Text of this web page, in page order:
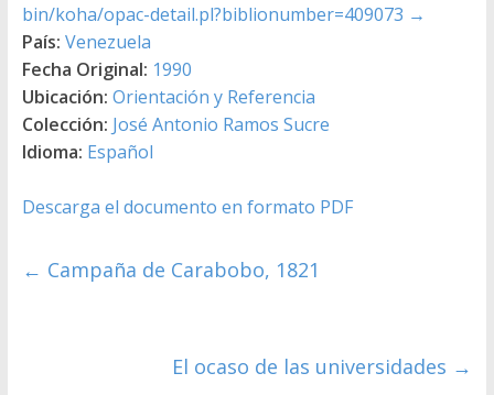
bin/koha/opac-detail.pl?biblionumber=409073 →
País: Venezuela
Fecha Original: 1990
Ubicación: Orientación y Referencia
Colección: José Antonio Ramos Sucre
Idioma: Español
Descarga el documento en formato PDF
← Campaña de Carabobo, 1821
El ocaso de las universidades →